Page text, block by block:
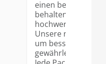
einen besonders
behalten die
hochwertiges
Unsere neuen,
um bessere
gewährleisten –